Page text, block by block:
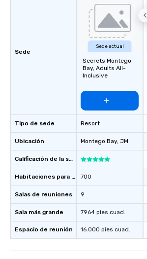
Sede
Tipo de sede
Ubicación
Calificación de la sede
Habitaciones para huéspedes
Salas de reuniones
Sala más grande
Espacio de reunión
Sede actual
Secrets Montego
Bay, Adults All-
Inclusive
Resort
Montego Bay, JM
700
9
7964 pies cuad.
16.000 pies cuad.